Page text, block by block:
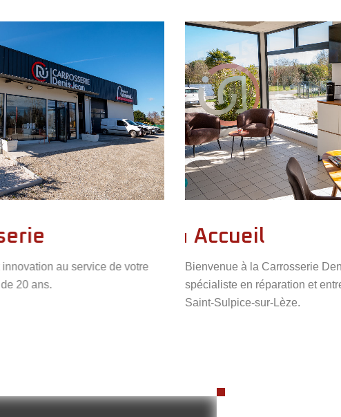
votre
Bienvenue à la Carrosserie Denis-Jean, votre
spécialiste en réparation et entretien automobile à
Saint-Sulpice-sur-Lèze.